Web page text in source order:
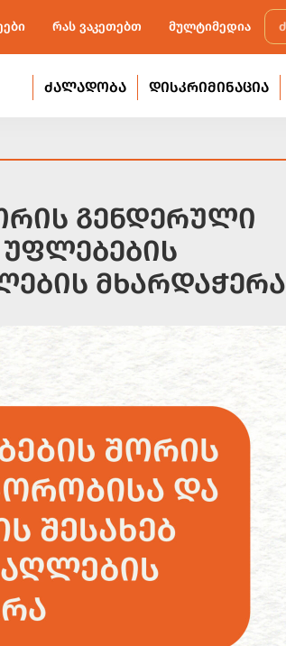
რას ვაკეთებთ მულტიმედია
ᲫᲐᲚᲐᲓᲝᲑᲐ ᲓᲘᲡᲙᲠᲘᲛᲘᲜᲐᲪᲘᲐ
ᲒᲔᲜᲓᲔᲠᲣᲚᲘ
ᲛᲮᲐᲠᲓᲐᲭᲔᲠᲐ